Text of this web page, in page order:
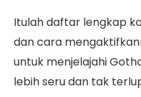
Itulah daftar lengkap
dan cara
untuk menjelajahi
lebih seru dan tak